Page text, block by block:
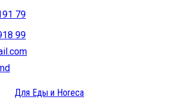
79
99
Для Еды и Horeca